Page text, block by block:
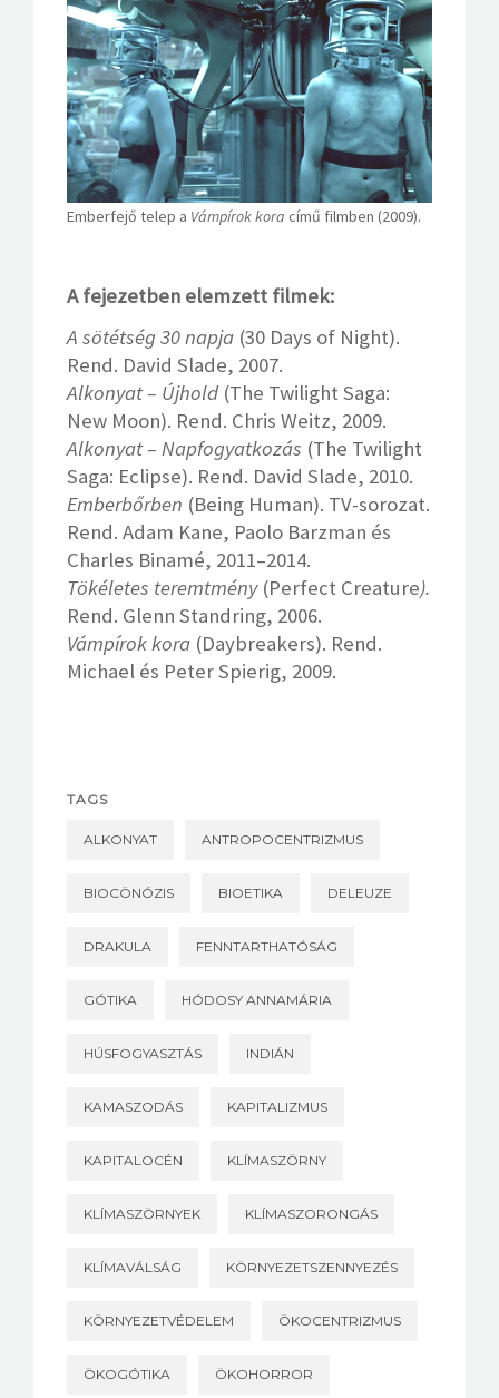
Emberfejő telep a Vámpírok kora című filmben (2009).
A fejezetben elemzett filmek:
A sötétség 30 napja (30 Days of Night).
Rend. David Slade, 2007.
Alkonyat – Újhold (The Twilight Saga:
New Moon). Rend. Chris Weitz, 2009.
Alkonyat – Napfogyatkozás (The Twilight
Saga: Eclipse). Rend. David Slade, 2010.
Emberbőrben (Being Human). TV-sorozat.
Rend. Adam Kane, Paolo Barzman és
Charles Binamé, 2011–2014.
Tökéletes teremtmény (Perfect Creature).
Rend. Glenn Standring, 2006.
Vámpírok kora (Daybreakers). Rend.
Michael és Peter Spierig, 2009.
TAGS
ALKONYAT ANTROPOCENTRIZMUS
BIOCÖNÓZIS BIOETIKA DELEUZE
DRAKULA FENNTARTHATÓSÁG
GÓTIKA HÓDOSY ANNAMÁRIA
HÚSFOGYASZTÁS INDIÁN
KAMASZODÁS KAPITALIZMUS
KAPITALOCÉN KLÍMASZÖRNY
KLÍMASZÖRNYEK KLÍMASZORONGÁS
KLÍMAVÁLSÁG KÖRNYEZETSZENNYEZÉS
KÖRNYEZETVÉDELEM ÖKOCENTRIZMUS
ÖKOGÓTIKA ÖKOHORROR